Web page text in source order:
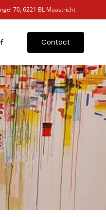
70, 6221 BL Maastricht
Contact